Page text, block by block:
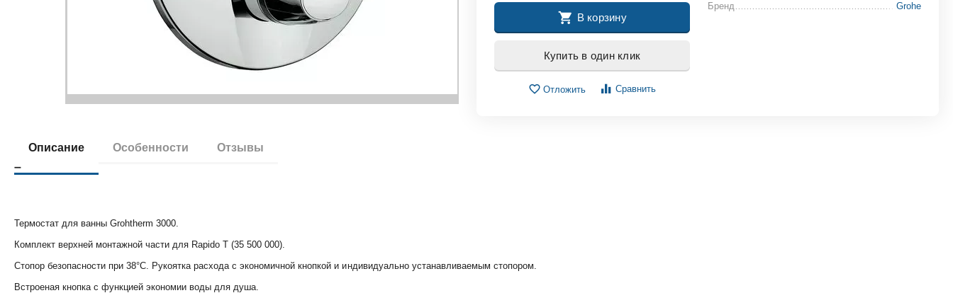
В корзину
Купить в один клик
Отложить Сравнить
Бренд Grohe
Описание Особенности Отзывы
Термостат для ванны Grohtherm 3000.
Комплект верхней монтажной части для Rapido T (35 500 000).
Стопор безопасности при 38°C. Рукоятка расхода с экономичной кнопкой и индивидуально устанавливаемым стопором.
Встроеная кнопка с функцией экономии воды для душа.